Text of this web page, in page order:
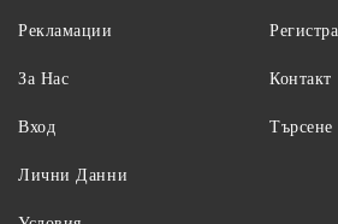
Рекламации
За Нас
Вход
Контакт
Търсене
Лични Данни